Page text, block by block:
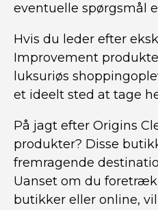
eventuelle spørgsmål
Hvis du leder efter
Improvement
luksuriøs
et ideelt sted at tage
På jagt efter Origins
produkter? Disse
fremragende
Uanset om du
butikker eller online,